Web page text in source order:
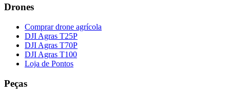
Drones
Comprar drone agrícola
DJI Agras T25P
DJI Agras T70P
DJI Agras T100
Loja de Pontos
Peças